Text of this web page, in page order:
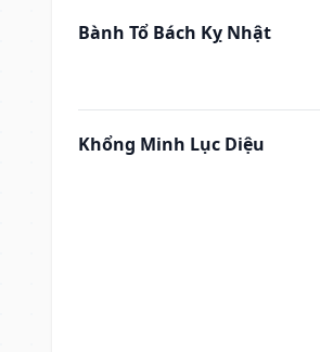
Bành Tổ Bách Kỵ Nhật
Khổng Minh Lục Diệu